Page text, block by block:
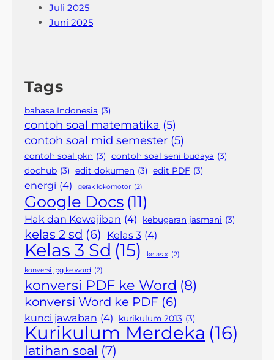
Juli 2025
Juni 2025
Tags
bahasa Indonesia (3)
contoh soal matematika (5)
contoh soal mid semester (5)
contoh soal pkn (3) contoh soal seni budaya (3)
dochub (3) edit dokumen (3) edit PDF (3)
energi (4) gerak lokomotor (2)
Google Docs (11)
Hak dan Kewajiban (4) kebugaran jasmani (3)
kelas 2 sd (6) Kelas 3 (4)
Kelas 3 Sd (15) kelas x (2)
konversi jpg ke word (2)
konversi PDF ke Word (8)
konversi Word ke PDF (6)
kunci jawaban (4) kurikulum 2013 (3)
Kurikulum Merdeka (16)
latihan soal (7)